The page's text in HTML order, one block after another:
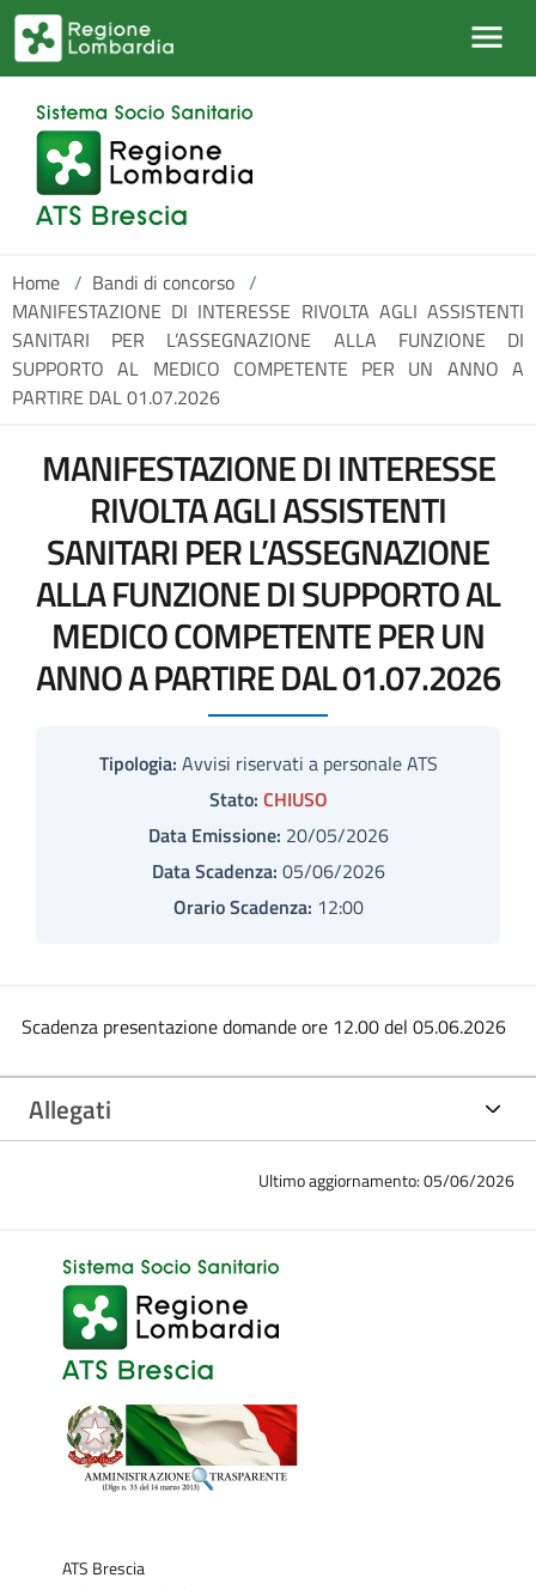
Salta al contenuto principale
Home / Bandi di concorso /
MANIFESTAZIONE DI INTERESSE RIVOLTA AGLI ASSISTENTI
SANITARI PER L’ASSEGNAZIONE ALLA FUNZIONE DI
SUPPORTO AL MEDICO COMPETENTE PER UN ANNO A
PARTIRE DAL 01.07.2026
MANIFESTAZIONE DI INTERESSE
RIVOLTA AGLI ASSISTENTI
SANITARI PER L’ASSEGNAZIONE
ALLA FUNZIONE DI SUPPORTO AL
MEDICO COMPETENTE PER UN
ANNO A PARTIRE DAL 01.07.2026
Tipologia: Avvisi riservati a personale ATS
Stato: CHIUSO
Data Emissione: 20/05/2026
Data Scadenza: 05/06/2026
Orario Scadenza: 12:00
Scadenza presentazione domande ore 12.00 del 05.06.2026
Allegati
Ultimo aggiornamento: 05/06/2026
ATS Brescia